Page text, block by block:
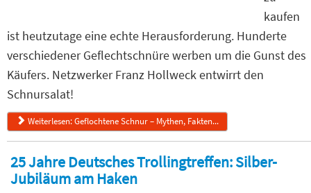
kaufen
ist heutzutage eine echte Herausforderung. Hunderte
verschiedener Geflechtschnüre werben um die Gunst des
Käufers. Netzwerker Franz Hollweck entwirrt den
Schnursalat!
Weiterlesen: Geflochtene Schnur – Mythen, Fakten...
25 Jahre Deutsches Trollingtreffen: Silber-
Jubiläum am Haken